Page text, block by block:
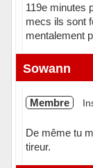
119e minutes
mecs ils sont
mentalement
Sowann
Membre
De même tu
tireur.